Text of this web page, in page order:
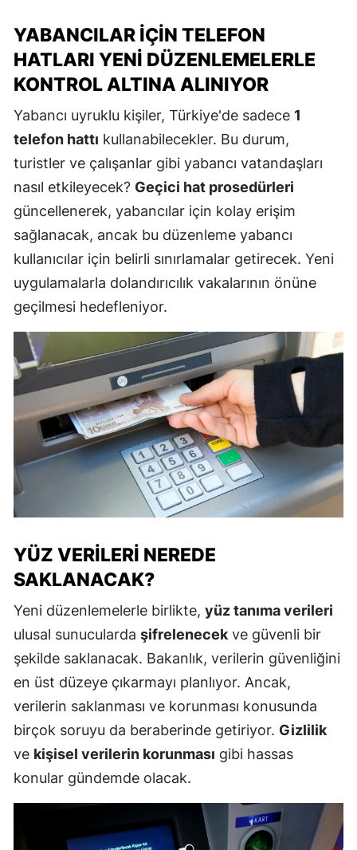
YABANCILAR İÇIN TELEFON
HATLARI YENI DÜZENLEMELERLE
KONTROL ALTINA ALINIYOR
Yabancı uyruklu kişiler, Türkiye'de sadece 1
telefon hattı kullanabilecekler. Bu durum,
turistler ve çalışanlar gibi yabancı vatandaşları
nasıl etkileyecek? Geçici hat prosedürleri
güncellenerek, yabancılar için kolay erişim
sağlanacak, ancak bu düzenleme yabancı
kullanıcılar için belirli sınırlamalar getirecek. Yeni
uygulamalarla dolandırıcılık vakalarının önüne
geçilmesi hedefleniyor.
YÜZ VERILERI NEREDE
SAKLANACAK?
Yeni düzenlemelerle birlikte, yüz tanıma verileri
ulusal sunucularda şifrelenecek ve güvenli bir
şekilde saklanacak. Bakanlık, verilerin güvenliğini
en üst düzeye çıkarmayı planlıyor. Ancak,
verilerin saklanması ve korunması konusunda
birçok soruyu da beraberinde getiriyor. Gizlilik
ve kişisel verilerin korunması gibi hassas
konular gündemde olacak.